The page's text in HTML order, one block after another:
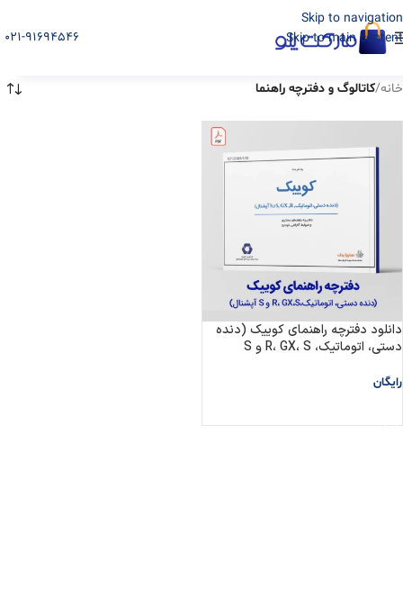
Skip to navigation
Skip to main content
021-91694546
خانه/کاتالوگ و دفترچه راهنما
دانلود دفترچه راهنمای کوییک (دنده
دستی، اتوماتیک، R، GX، S و S
رایگان